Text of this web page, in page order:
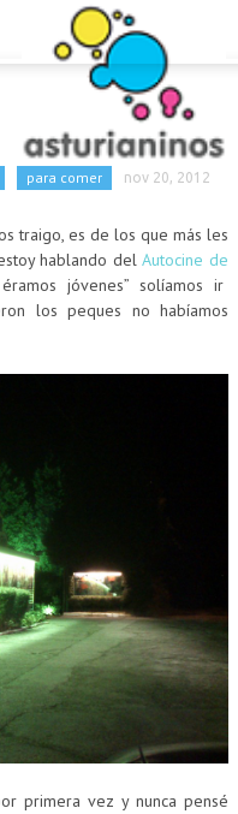
para comer nov 20, 2012
traigo, es de los que más les
hablando delAutocine de
jóvenes” solíamos ir
los peques no habíamos
primera vez y nunca pensé